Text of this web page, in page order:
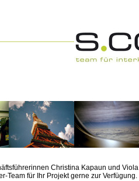
Christina Kapaun und Viola
Team für Ihr Projekt gerne zur Verfügung.